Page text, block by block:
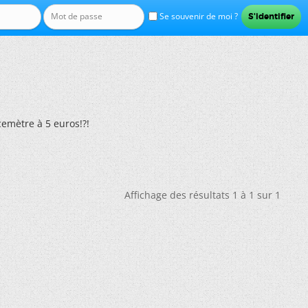
Se souvenir de moi ?
à 5 euros!?!
Affichage des résultats 1 à 1 sur 1